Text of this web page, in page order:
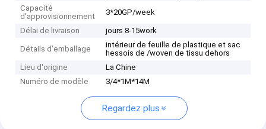
Capacité
d'approvisionnement
3*20GP/week
Délai de livraison jours 8-15work
Détails d'emballage
intérieur de feuille de plastique et sac
hessois de /woven de tissu dehors
Lieu d'origine
La Chine
Numéro de modèle
3/4*1M*14M
Regardez plus